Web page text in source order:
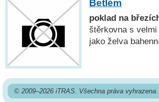
Betlém
poklad na
štěrkovna s
jako želva
© 2009–2026 iTRAS. Všechna práva vyhrazena.